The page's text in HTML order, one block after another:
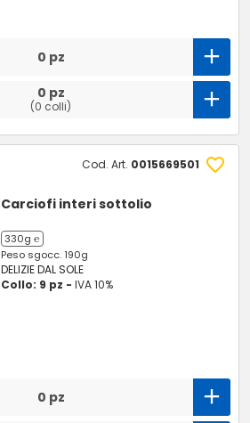
0 pz
0 pz
(0 colli)
Cod. Art. 0015669501
Carciofi interi sottolio
330g ℮
Peso sgocc. 190g
DELIZIE DAL SOLE
Collo: 9 pz -IVA 10%
0 pz